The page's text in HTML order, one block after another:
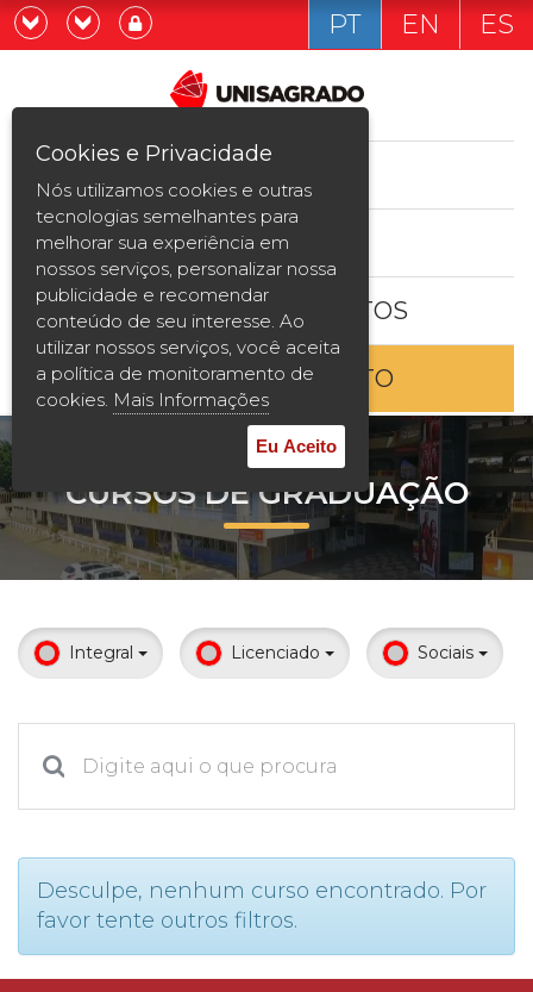
Graduação
Pós-graduação e MBA
Curta Duração
Vestibular
2ª Graduação
Transferência
Reingresso
Prouni
Desconto de pontualidade
Calendário acadêmico
Internacionalização
UATI
Já sou estudande
Quero ser estudante
PT EN ES
ESTUDE AQUI
BOLSAS E DESCONTOS
ENTRE EM CONTATO
CURSOS DE GRADUAÇÃO
Integral Licenciado Sociais
Desculpe, nenhum curso encontrado. Por
favor tente outros filtros.
Cookies e Privacidade
Nós utilizamos cookies e outras
tecnologias semelhantes para
melhorar sua experiência em
nossos serviços, personalizar nossa
publicidade e recomendar
conteúdo de seu interesse. Ao
utilizar nossos serviços, você aceita
a política de monitoramento de
cookies. Mais Informações
Eu Aceito